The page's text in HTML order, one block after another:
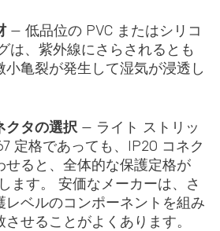
— 低品位の PVC またはシリコ
は、紫外線にさらされるとも
小亀裂が発生して湿気が浸透し
クタの選択— ライト ストリッ
定格であっても、IP20 コネク
せると、全体的な保護定格が
ます。 安価なメーカーは、さ
レベルのコンポーネントを組み
せることがよくあります。